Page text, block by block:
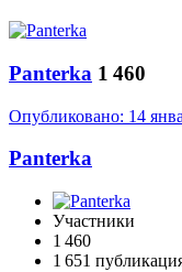
Panterka 1 460
Опубликовано: 14
Panterka
Участники
1 460
1 651